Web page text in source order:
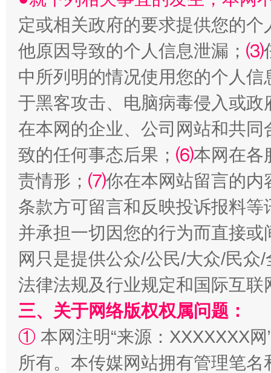
漫山遍野的桃花与雪山、麦地、白藏房 除
招工难、用工荒背后
定或相关政府的要求提供您的个
他原因导致的个人信息泄漏； ⑶
中所列明的情况使用您的个人
于黑客攻击、电脑病毒侵入或
在本网的企业、公司网站和共
致的任何事态后果； ⑹本网在各
责情形； ⑺你在本网站留言的内
条款方可留言和反映投诉报料
并承担一切因您的行为而直接
网只是提供公众/公民/大众/民
法律法规及行业规定和国际互
三、关于网络版权权属问题：
① 本网注明“来源：XXXXXXX
所有。本传媒网站拥有管理笔